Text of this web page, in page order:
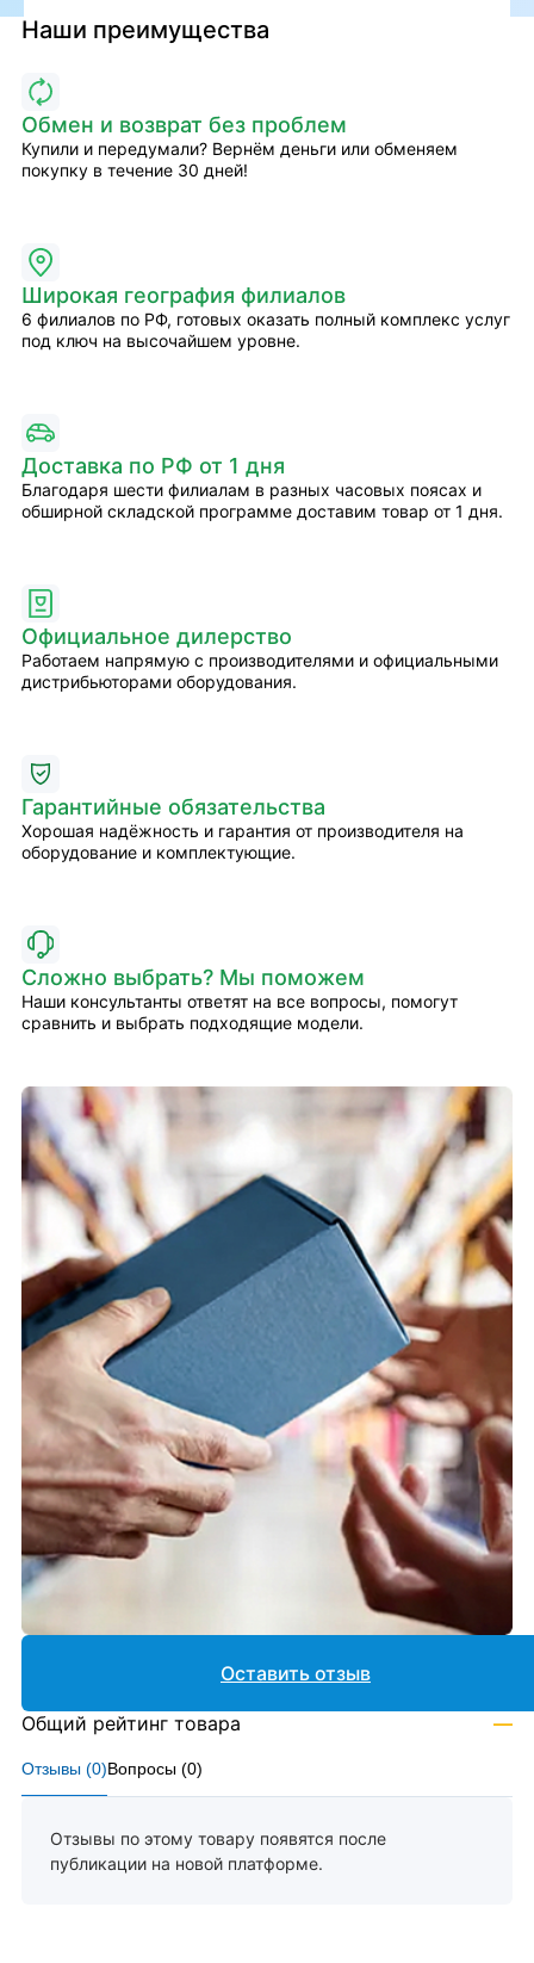
Наши преимущества
Обмен и возврат без проблем
Купили и передумали? Вернём деньги или обменяем
покупку в течение 30 дней!
Широкая география филиалов
6 филиалов по РФ, готовых оказать полный комплекс услуг
под ключ на высочайшем уровне.
Доставка по РФ от 1 дня
Благодаря шести филиалам в разных часовых поясах и
обширной складской программе доставим товар от 1 дня.
Официальное дилерство
Работаем напрямую с производителями и официальными
дистрибьюторами оборудования.
Гарантийные обязательства
Хорошая надёжность и гарантия от производителя на
оборудование и комплектующие.
Сложно выбрать? Мы поможем
Наши консультанты ответят на все вопросы, помогут
сравнить и выбрать подходящие модели.
Отзывы (0)Вопросы (0)
Отзывы по этому товару появятся после
публикации на новой платформе.
Оставить отзыв
Общий рейтинг товара —